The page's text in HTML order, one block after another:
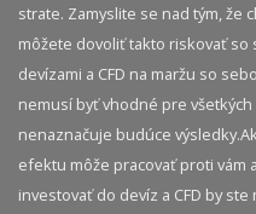
strate. Zamyslite se nad tým, že
môžete dovoliť takto riskovať so
devízami a CFD na maržu so
nemusí byť vhodné pre
nenaznačuje budúce výsledky.​
efektu môže pracovať proti vám
investovať do devíz a CFD by